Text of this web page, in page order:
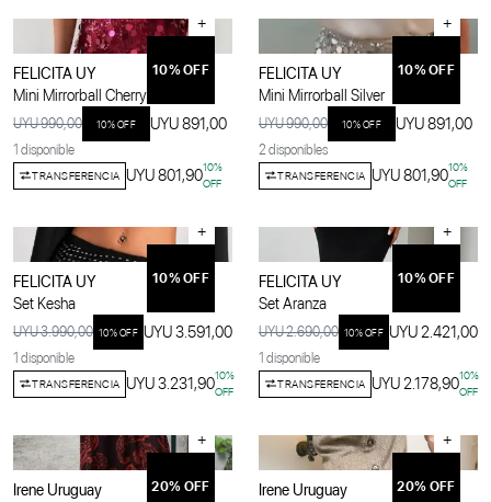
10% OFF
+
FELICITA UY
Mini Mirrorball Cherry
UYU 990,00 10% OFF UYU 891,00
1 disponible
TRANSFERENCIA UYU 801,9010%
OFF
10% OFF
+
FELICITA UY
Mini Mirrorball Silver
UYU 990,00 10% OFF UYU 891,00
2 disponibles
TRANSFERENCIA UYU 801,9010%
OFF
10% OFF
+
FELICITA UY
Set Kesha
UYU 3.990,00 10% OFF UYU 3.591,00
1 disponible
TRANSFERENCIA UYU 3.231,9010%
OFF
10% OFF
+
FELICITA UY
Set Aranza
UYU 2.690,00 10% OFF UYU 2.421,00
1 disponible
TRANSFERENCIA UYU 2.178,9010%
OFF
20% OFF
+
Irene Uruguay
20% OFF
+
Irene Uruguay